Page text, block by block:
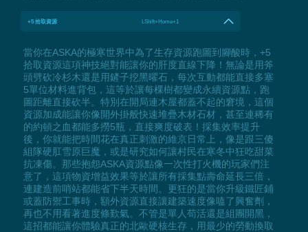
+5 拾取資源 LShift+Home+1
當你在ASKA的極寒世界中為了生存資源跑圖到腳酸時，+5
拾取資源這項神技絕對能讓你的肝度直線下降！無論是用斧
頭劈砍冷杉木還是用鏟子挖黑曜石，每次互動都能直接多塞
5單位材料進背包，這等於讓每棵樹都變成永續資源點，跑
圖距離直接砍半。特別在開局連木屋都蓋不起的窘境，這個
資源加成能讓你像開外掛般快速堆疊木材石材，甚至連稀有
的約頓之血都能多撈5瓶，直接爽度破表！採集效率提升
後，你就能把時間花在真正刺激的維京日常上，像是跟三傻
組隊硬肛雪原巨魔，或是研究如何讓村民在寒冬中狂吃甜菜
抗凍傷。那些抱怨ASKA資源點像一次性打火機的玩家們注
意了，這項物資增益效果等於讓所有採集點壽命延長三倍，
連建造前哨站都能省下半天時間。更狂的是當你升級鐵匠鋪
或蓋防禦工事時，額外資源直接讓建築速度像嗑了興奮劑，
再也不用看著進度條歎氣。不管是單人苟活還是組團開黑，
這招都能讓你體驗真正的北歐硬核生存，用最少的勞動換取